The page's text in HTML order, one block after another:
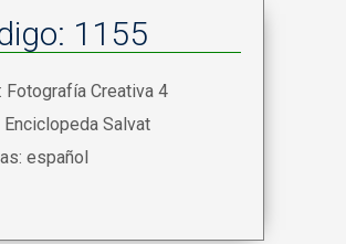
1155
Fotografía Creativa 4
Enciclopeda Salvat
español